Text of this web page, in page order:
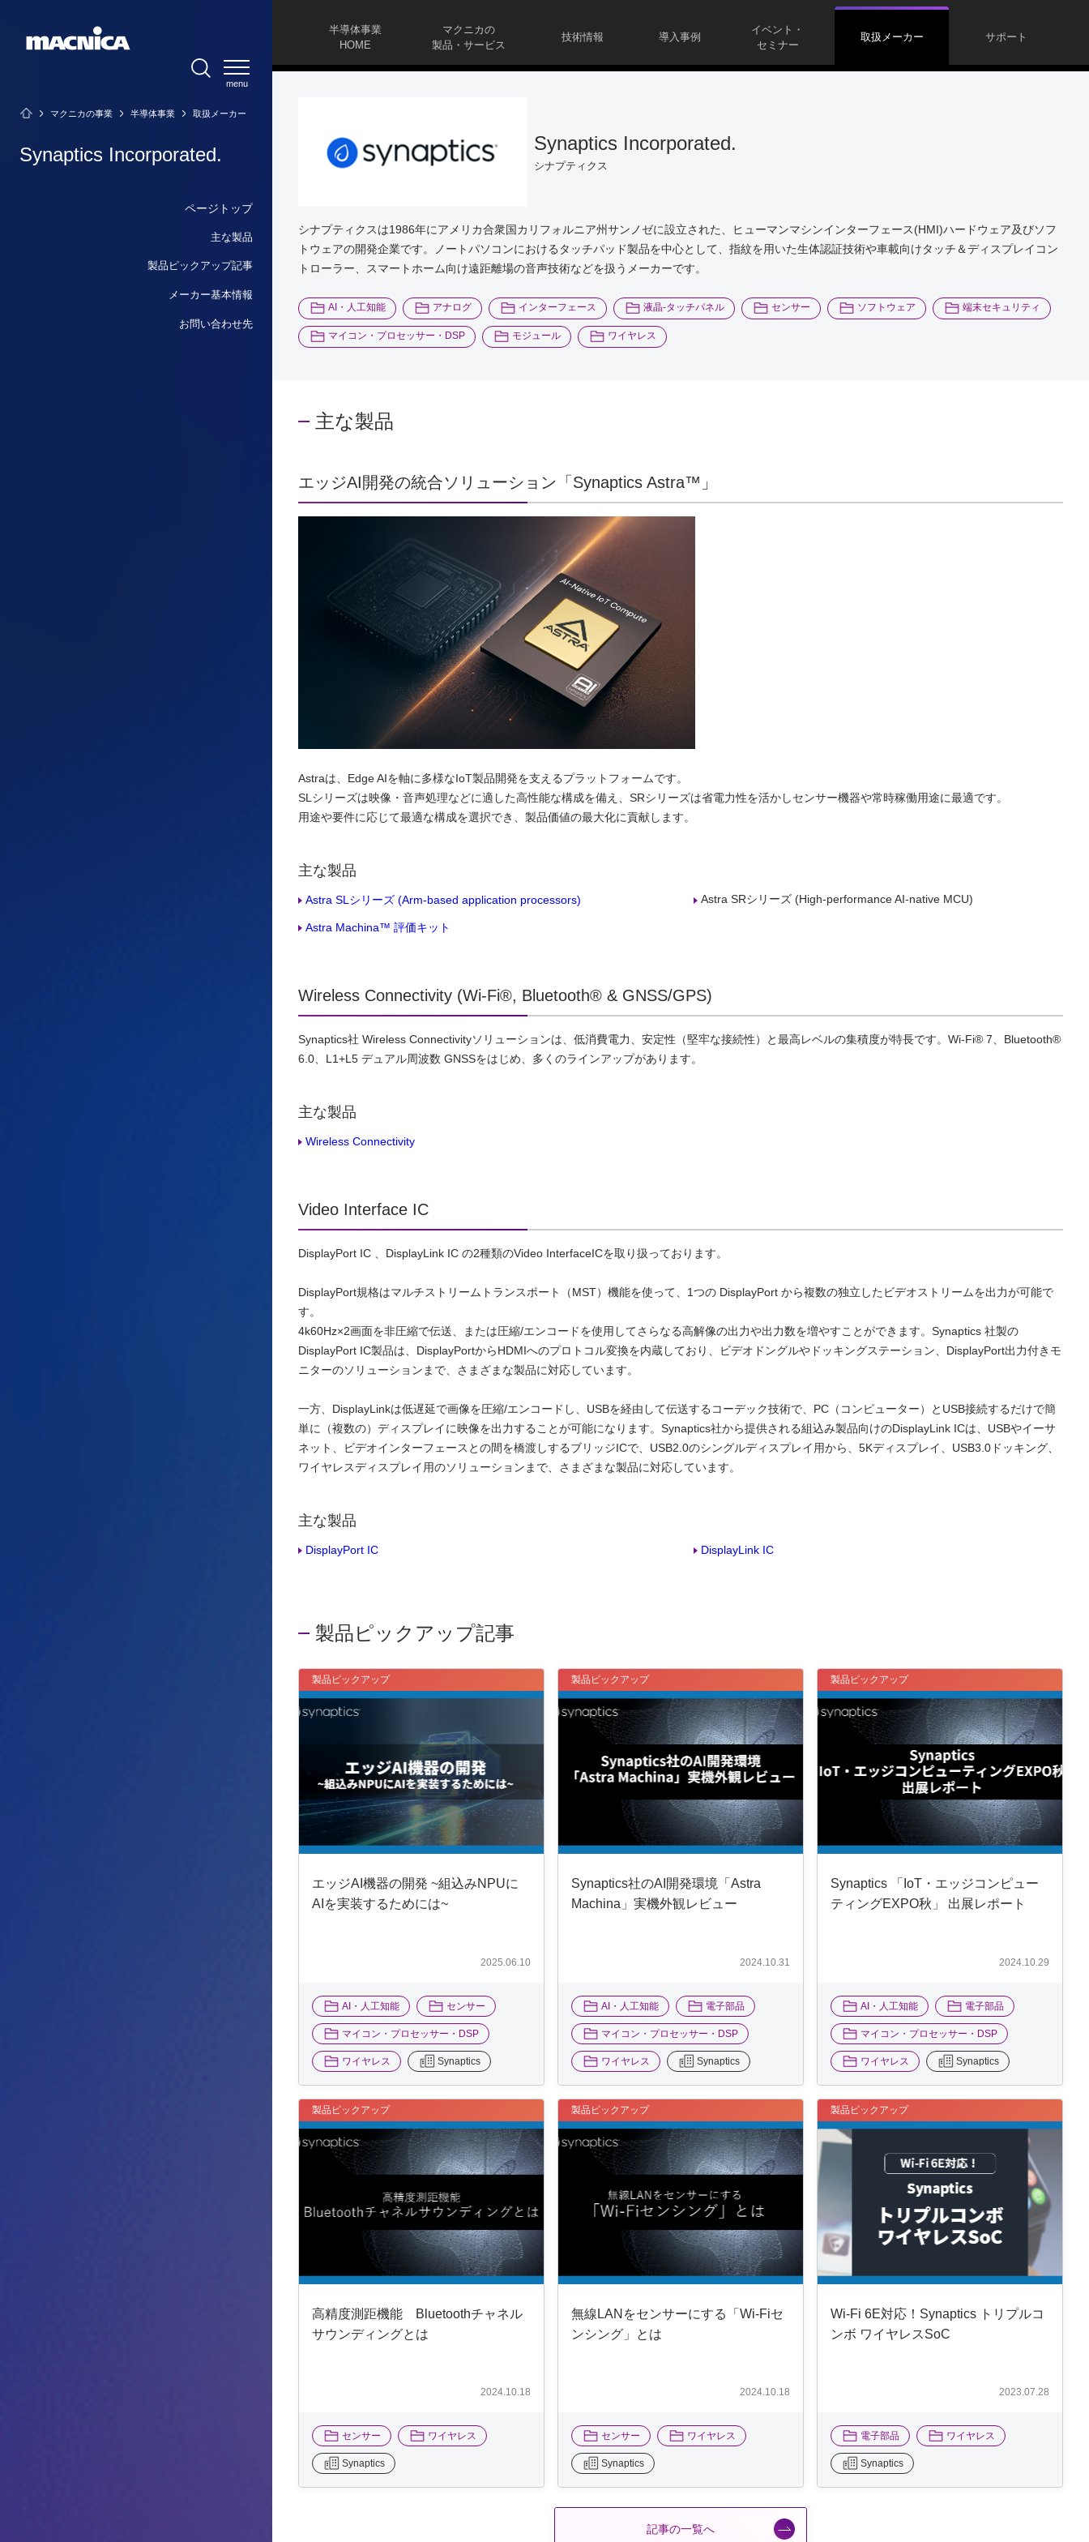
マクニカの事業 半導体事業 取扱メーカー
Synaptics Incorporated.
ページトップ
主な製品
製品ピックアップ記事
メーカー基本情報
お問い合わせ先
半導体事業
HOME
マクニカの
製品・サービス
技術情報 導入事例
イベント・
セミナー
取扱メーカー サポート
Synaptics Incorporated.
シナプティクス
シナプティクスは1986年にアメリカ合衆国カリフォルニア州サンノゼに設立された、ヒューマンマシンインターフェース(HMI)ハードウェア及びソフ
トウェアの開発企業です。ノートパソコンにおけるタッチパッド製品を中心として、指紋を用いた生体認証技術や車載向けタッチ＆ディスプレイコン
トローラー、スマートホーム向け遠距離場の音声技術などを扱うメーカーです。
AI・人工知能 アナログ インターフェース 液晶-タッチパネル センサー ソフトウェア 端末セキュリティ
マイコン・プロセッサー・DSP モジュール ワイヤレス
主な製品
エッジAI開発の統合ソリューション「Synaptics Astra™」
Astraは、Edge AIを軸に多様なIoT製品開発を支えるプラットフォームです。
SLシリーズは映像・音声処理などに適した高性能な構成を備え、SRシリーズは省電力性を活かしセンサー機器や常時稼働用途に最適です。
用途や要件に応じて最適な構成を選択でき、製品価値の最大化に貢献します。
主な製品
Astra SLシリーズ (Arm-based application processors) Astra SRシリーズ (High-performance AI-native MCU)
Astra Machina™ 評価キット
Wireless Connectivity (Wi‑Fi®, Bluetooth® & GNSS/GPS)
Synaptics社 Wireless Connectivityソリューションは、低消費電力、安定性（堅牢な接続性）と最高レベルの集積度が特長です。Wi‑Fi® 7、Bluetooth®
6.0、L1+L5 デュアル周波数 GNSSをはじめ、多くのラインアップがあります。
主な製品
Wireless Connectivity
Video Interface IC
DisplayPort IC 、DisplayLink IC の2種類のVideo InterfaceICを取り扱っております。
DisplayPort規格はマルチストリームトランスポート（MST）機能を使って、1つの DisplayPort から複数の独立したビデオストリームを出力が可能で
す。
4k60Hz×2画面を非圧縮で伝送、または圧縮/エンコードを使用してさらなる高解像の出力や出力数を増やすことができます。Synaptics 社製の
DisplayPort IC製品は、DisplayPortからHDMIへのプロトコル変換を内蔵しており、ビデオドングルやドッキングステーション、DisplayPort出力付きモ
ニターのソリューションまで、さまざまな製品に対応しています。
一方、DisplayLinkは低遅延で画像を圧縮/エンコードし、USBを経由して伝送するコーデック技術で、PC（コンピューター）とUSB接続するだけで簡
単に（複数の）ディスプレイに映像を出力することが可能になります。Synaptics社から提供される組込み製品向けのDisplayLink ICは、USBやイーサ
ネット、ビデオインターフェースとの間を橋渡しするブリッジICで、USB2.0のシングルディスプレイ用から、5Kディスプレイ、USB3.0ドッキング、
ワイヤレスディスプレイ用のソリューションまで、さまざまな製品に対応しています。
主な製品
DisplayPort IC DisplayLink IC
製品ピックアップ記事
製品ピックアップ
エッジAI機器の開発 ~組込みNPUに
AIを実装するためには~
2025.06.10
AI・人工知能 センサー
マイコン・プロセッサー・DSP
ワイヤレス Synaptics
製品ピックアップ
Synaptics社のAI開発環境「Astra
Machina」実機外観レビュー
2024.10.31
AI・人工知能 電子部品
マイコン・プロセッサー・DSP
ワイヤレス Synaptics
製品ピックアップ
Synaptics 「IoT・エッジコンピュー
ティングEXPO秋」 出展レポート
2024.10.29
AI・人工知能 電子部品
マイコン・プロセッサー・DSP
ワイヤレス Synaptics
製品ピックアップ
高精度測距機能 Bluetoothチャネル
サウンディングとは
2024.10.18
センサー ワイヤレス
Synaptics
製品ピックアップ
無線LANをセンサーにする「Wi-Fiセ
ンシング」とは
2024.10.18
センサー ワイヤレス
Synaptics
製品ピックアップ
Wi-Fi 6E対応！Synaptics トリプルコ
ンボ ワイヤレスSoC
2023.07.28
電子部品 ワイヤレス
Synaptics
記事の一覧へ